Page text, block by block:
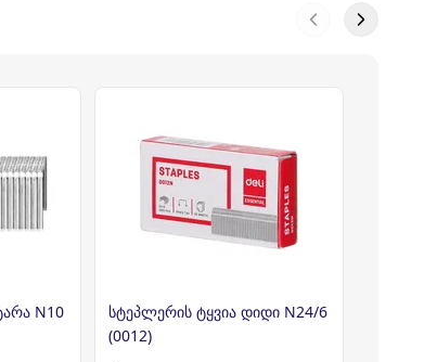
N10
სტეპლერის ტყვია დიდი N24/6
(0012)